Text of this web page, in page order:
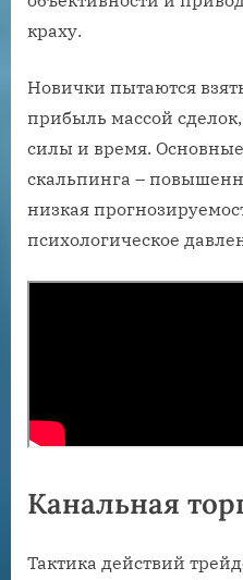
краху.
Новички пытаются
прибыль массой
силы и время.
скальпинга –
низкая
психологическое
Канальная
Тактика действий